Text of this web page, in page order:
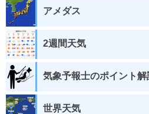
アメダス
2週間天気
気象予報士のポイント解
世界天気